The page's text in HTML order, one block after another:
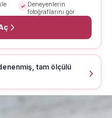
Deneyenlerin
fotoğraflarını gör
tam ölçülü